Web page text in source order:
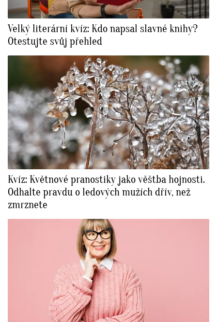
Velký literární kvíz: Kdo napsal slavné knihy?
Otestujte svůj přehled
Kvíz: Květnové pranostiky jako věštba hojnosti.
Odhalte pravdu o ledových mužích dřív, než
zmrznete